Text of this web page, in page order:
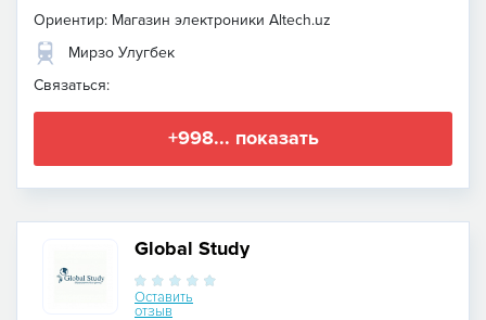
Ориентир: Магазин электроники Altech.uz
Мирзо Улугбек
Связаться:
+998... показать
Global Study
Оставить
отзыв